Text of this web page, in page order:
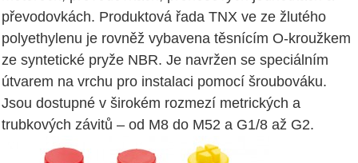
převodovkách. Produktová řada TNX ve ze žlutého
polyethylenu je rovněž vybavena těsnícím O-kroužkem
ze syntetické pryže NBR. Je navržen se speciálním
útvarem na vrchu pro instalaci pomocí šroubováku.
Jsou dostupné v širokém rozmezí metrických a
trubkových závitů – od M8 do M52 a G1/8 až G2.